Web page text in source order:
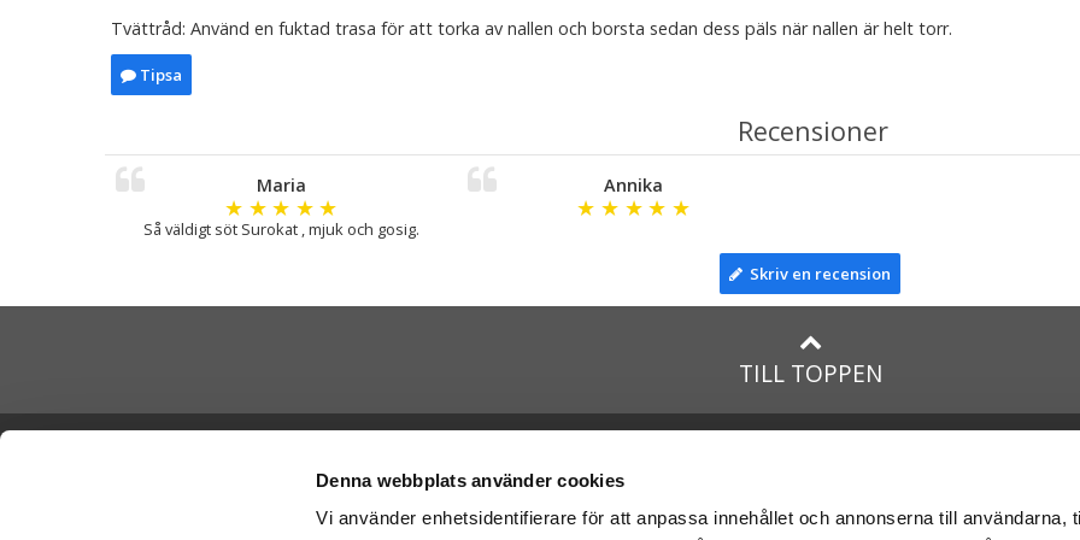
Denna webbplats använder cookies
Vi använder enhetsidentifierare för att anpassa innehållet och annonserna till användarna,
Tvättråd: Använd en fuktad trasa för att torka av nallen och borsta sedan dess päls när nallen är helt torr.
Tipsa
Recensioner
Maria
★ ★ ★ ★ ★
Så väldigt söt Surokat , mjuk och gosig.
Annika
★ ★ ★ ★ ★
Skriv en recension
TILL TOPPEN
- GetaTeddy.dk
-Nalleriet.se